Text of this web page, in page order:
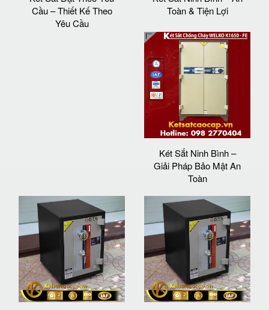
Cầu – Thiết Kế Theo
Yêu Cầu
Toàn & Tiện Lợi
Két Sắt Ninh Bình –
Giải Pháp Bảo Mật An
Toàn